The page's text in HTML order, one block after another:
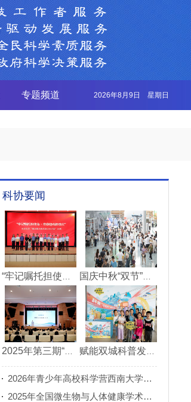
专题频道 2026年8月9日 星期日
科协要闻
2026年青少年高校科学营西南大学分营正式开营
2025年全国微生物与人体健康学术论坛在重庆召开